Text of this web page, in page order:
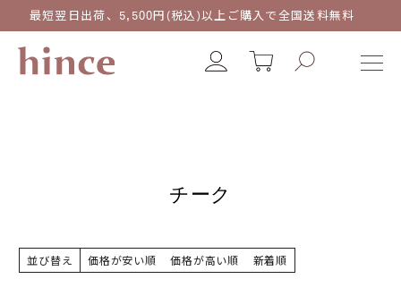
最短翌日出荷、5,500円(税込)以上ご購入で全国送料無料
チーク
並び替え 価格が安い順 価格が高い順 新着順